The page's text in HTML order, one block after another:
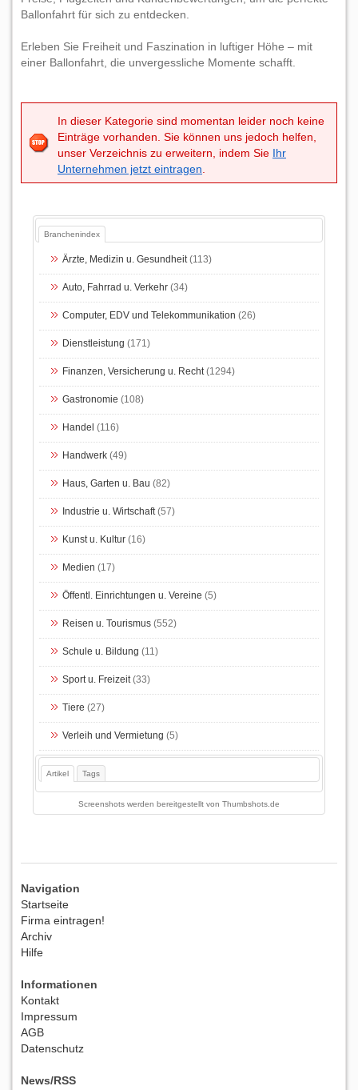
Ballonfahrt für sich zu entdecken.
Erleben Sie Freiheit und Faszination in luftiger Höhe – mit
einer Ballonfahrt, die unvergessliche Momente schafft.
In dieser Kategorie sind momentan leider noch keine
Einträge vorhanden. Sie können uns jedoch helfen,
unser Verzeichnis zu erweitern, indem Sie Ihr
Unternehmen jetzt eintragen
Branchenindex
Ärzte, Medizin u. Gesundheit(113)
Auto, Fahrrad u. Verkehr (34)
Computer, EDV und Telekommunikation (26)
Dienstleistung (171)
Finanzen, Versicherung u. Recht(1294)
Gastronomie (108)
Handel (116)
Handwerk (49)
Haus, Garten u. Bau (82)
Industrie u. Wirtschaft(57)
Kunst u. Kultur (16)
Medien (17)
Öffentl. Einrichtungen u. Vereine (5)
Reisen u. Tourismus (552)
Schule u. Bildung (11)
Sport u. Freizeit(33)
Tiere (27)
Verleih und Vermietung (5)
Artikel Tags
Screenshots werden bereitgestellt von Thumbshots.de
Navigation
Startseite
Firma eintragen!
Archiv
Hilfe
Informationen
Kontakt
Impressum
AGB
Datenschutz
News/RSS